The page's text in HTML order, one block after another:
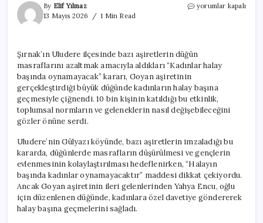
By Elif Yılmaz
13 Mayıs 2026
1 Min Read
Şırnak’ta
Halay
Başında
yorumlar kapalı
Şırnak’ın Uludere ilçesinde bazı aşiretlerin düğün
masraflarını azaltmak amacıyla aldıkları “Kadınlar halay
başında oynamayacak” kararı, Goyan aşiretinin
gerçekleştirdiği büyük düğünde kadınların halay başına
geçmesiyle çiğnendi. 10 bin kişinin katıldığı bu etkinlik,
toplumsal normların ve geleneklerin nasıl değişebileceğini
gözler önüne serdi.
Uludere’nin Gülyazı köyünde, bazı aşiretlerin imzaladığı bu
kararda, düğünlerde masrafların düşürülmesi ve gençlerin
evlenmesinin kolaylaştırılması hedeflenirken, “Halayın
başında kadınlar oynamayacaktır” maddesi dikkat çekiyordu.
Ancak Goyan aşiretinin ileri gelenlerinden Yahya Encu, oğlu
için düzenlenen düğünde, kadınlara özel davetiye göndererek
halay başına geçmelerini sağladı.